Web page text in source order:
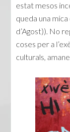
estat mesos
queda una
d’Agost)). No
coses per a
culturals,